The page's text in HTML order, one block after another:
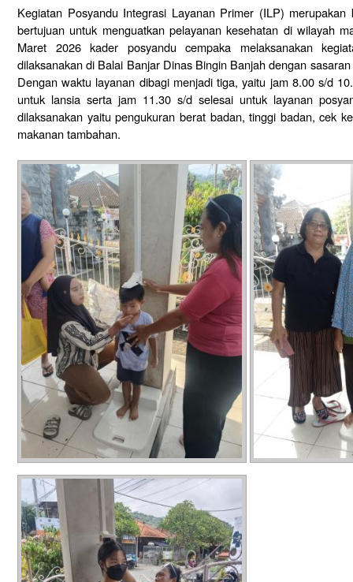
Kegiatan Posyandu Integrasi Layanan Primer (ILP)
bertujuan untuk menguatkan pelayanan kesehatan di wilayah
Maret 2026 kader posyandu cempaka melaksanakan
dilaksanakan di Balai Banjar Dinas Bingin Banjah dengan
Dengan waktu layanan dibagi menjadi tiga, yaitu jam 8.00 s/d
untuk lansia serta jam 11.30 s/d selesai untuk layanan
dilaksanakan yaitu pengukuran berat badan, tinggi badan, cek
makanan tambahan.